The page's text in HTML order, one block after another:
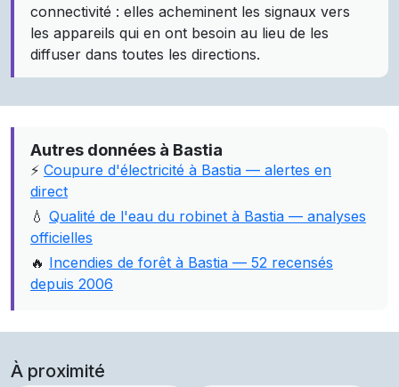
connectivité : elles acheminent les signaux vers
les appareils qui en ont besoin au lieu de les
diffuser dans toutes les directions.
Autres données à Bastia
⚡ Coupure d'électricité à Bastia — alertes en
direct
💧 Qualité de l'eau du robinet à Bastia — analyses
officielles
🔥 Incendies de forêt à Bastia — 52 recensés
depuis 2006
À proximité